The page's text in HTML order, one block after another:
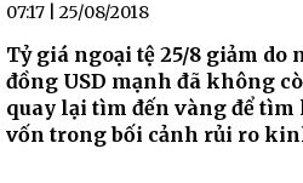
07:17 | 25/08/2018
Tỷ giá ngoại tệ 25/8 giảm do
đồng USD mạnh đã không
quay lại tìm đến vàng để tìm
vốn trong bối cảnh rủi ro